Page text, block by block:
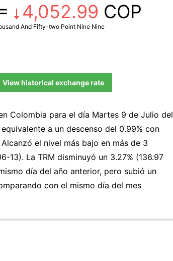
4,052.99 COP
And Fifty-two Point Nine Nine
View historical exchange rate
Colombia para el día Martes 9 de Julio del
a un descenso del 0.99% con
el nivel más bajo en más de 3
13). La TRM disminuyó un 3.27% (136.97
día del año anterior, pero subió un
con el mismo día del mes